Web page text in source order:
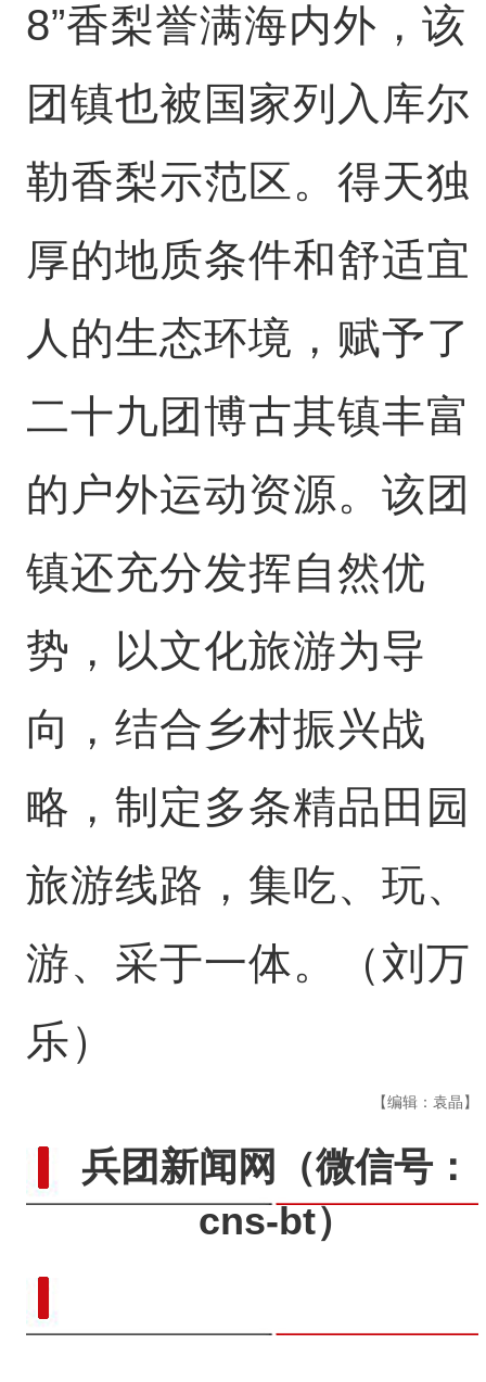
8”香梨誉满海内外，该
团镇也被国家列入库尔
勒香梨示范区。得天独
厚的地质条件和舒适宜
人的生态环境，赋予了
二十九团博古其镇丰富
的户外运动资源。该团
镇还充分发挥自然优
势，以文化旅游为导
向，结合乡村振兴战
略，制定多条精品田园
旅游线路，集吃、玩、
游、采于一体。（刘万
乐）
【编辑：袁晶】
兵团新闻网
（微信号：
cns-bt）